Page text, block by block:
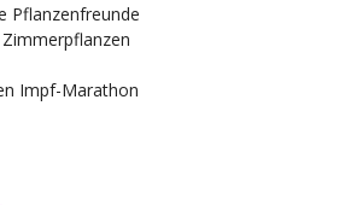
Pflanzenfreunde
Impf-Marathon